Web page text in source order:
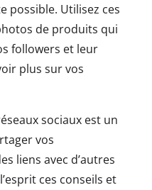
possible. Utilisez ces
de produits qui
followers et leur
plus sur vos
sociaux est un
vos
liens avec d’autres
ces conseils et